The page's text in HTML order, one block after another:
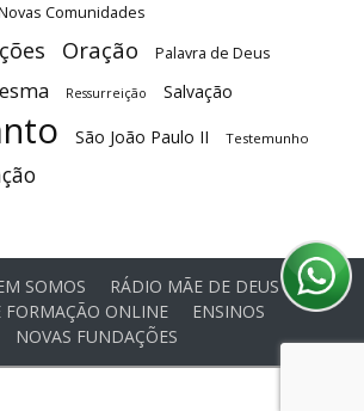
Comunidades
Oração Palavra de Deus
Ressurreição Salvação
São João Paulo II Testemunho
SOMOS
RÁDIO MÃE DE DEUS
FORMAÇÃO ONLINE
ENSINOS
NOVAS FUNDAÇÕES